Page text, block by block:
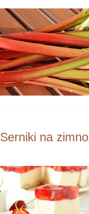
Serniki na zimno